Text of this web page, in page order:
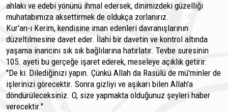
ahlakı ve edebi yönünü ihmal eder­sek, dinimizdeki güzelliği
muhatabımıza aksettirmek de ol­dukça zorlanırız.
Kur'an-ı Kerim, kendisine iman edenleri davranışla­rının
düzeltilmesine davet eder. İlahi bir davetin ve kontrol altında
yaşama inancını sık sık bağlılarına hatırlatır. Tevbe suresinin
105. ayeti bu gerçeğe işaret ederek, meseleye açıklık getirir:
"De ki: Dilediğinizi yapın. Çünkü Allah da Rasülü de mü'minler de
işlerinizi görecektir. Sonra gizliyi ve aşikarı bi­len Allah'a
döndürüleceksiniz. O, size yapmakta olduğunuz şeyleri haber
verecektir."